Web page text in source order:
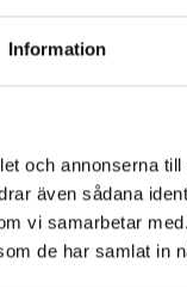
Information
och annonserna
även sådana
vi samarbetar
de har samlat in
köpt